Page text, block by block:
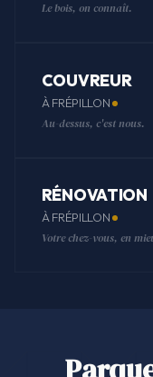
Le bois, on connaît.
COUVREUR
À FRÉPILLON
Au-dessus, c'est nous.
RÉNOVATION
À FRÉPILLON
Votre chez-vous, en